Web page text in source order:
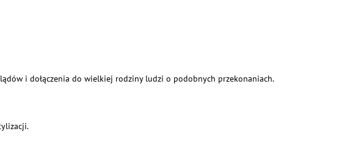
i dołączenia do wielkiej rodziny ludzi o podobnych przekonaniach.